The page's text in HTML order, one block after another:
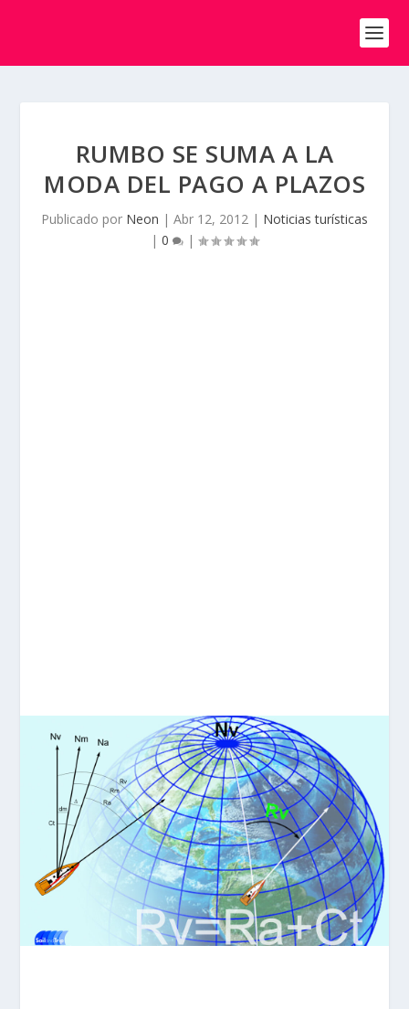
RUMBO SE SUMA A LA
MODA DEL PAGO A PLAZOS
Publicado por Neon | Abr 12, 2012 | Noticias turísticas
| 0 |